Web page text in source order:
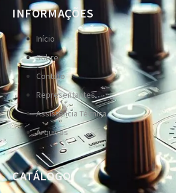
INFORMAÇÕES
Início
Sobre
Contato
Representantes
Assistência Técnica
Arquivos
CATÁLOGO